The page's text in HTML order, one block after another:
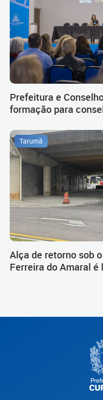
Prefeitura e
formação para
Tarumã
Alça de retorno sob
Ferreira do Amaral é